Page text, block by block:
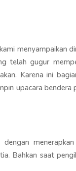
menyampaikan
telah gugur
Karena ini
upacara
Bahkan saat